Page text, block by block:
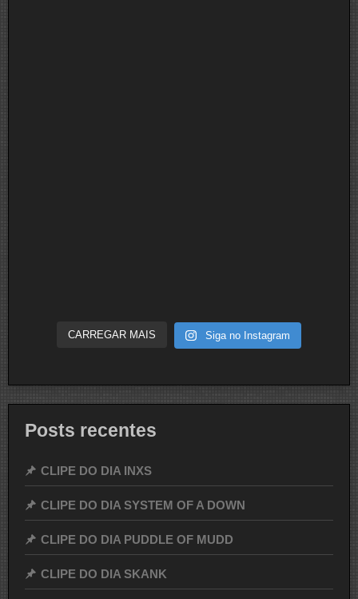
CARREGAR MAIS Siga no Instagram
Posts recentes
CLIPE DO DIA INXS
CLIPE DO DIA SYSTEM OF A DOWN
CLIPE DO DIA PUDDLE OF MUDD
CLIPE DO DIA SKANK